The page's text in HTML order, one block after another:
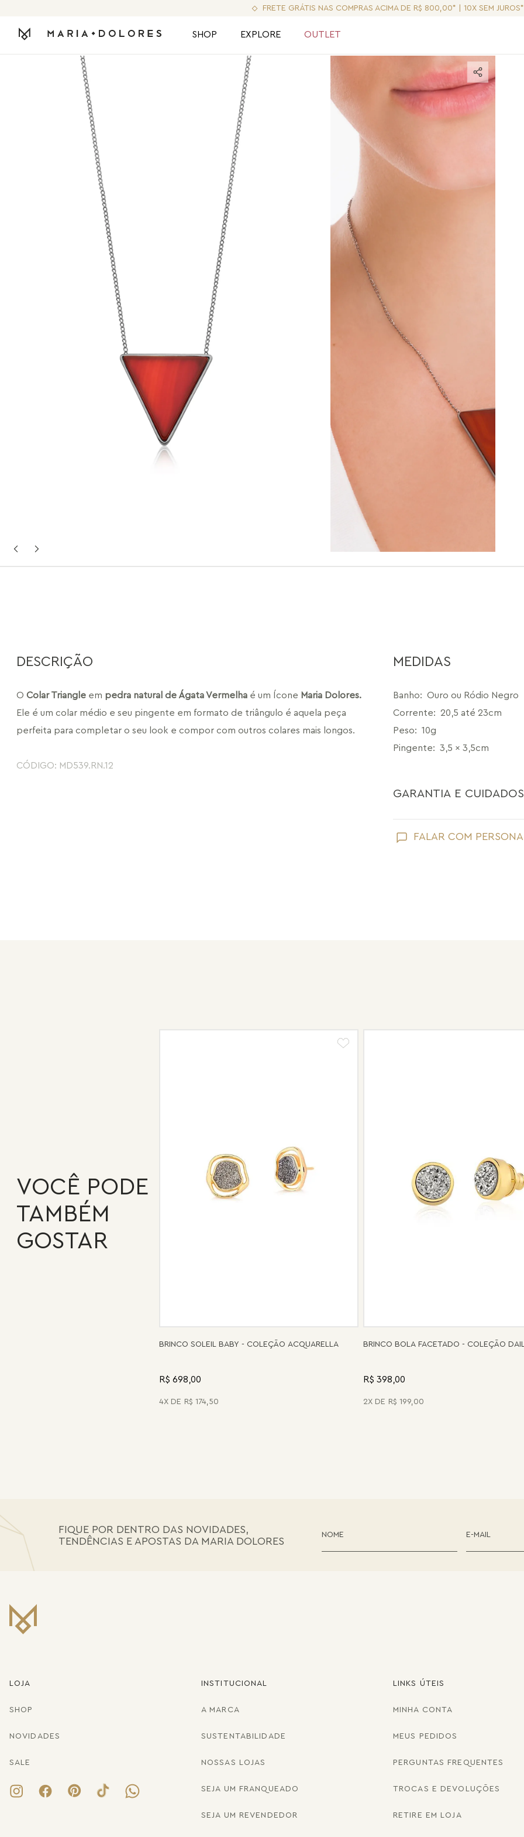
FRETE GRÁTIS NAS COMPRAS ACIMA DE R$ 800,00* | 10X SEM JUROS*
SHOP EXPLORE OUTLET
DESCRIÇÃO
O Colar Triangle em pedra natural de Ágata Vermelha é um Ícone
Ele é um colar médio e seu pingente em formato de triângulo é aquela peça
perfeita para completar o seu look e compor com outros colares mais longos.
CÓDIGO: MD539.RN.12
MEDIDAS
Banho: Ouro ou Ródio Negro
Corrente: 20,5 até 23cm
Peso: 10g
Pingente: 3,5 x 3,5cm
GARANTIA E CUIDADOS
Como toda joia, sua peça Maria
Informe-se conosco sobre estes
FALAR COM
VOCÊ PODE
TAMBÉM
GOSTAR
BRINCO SOLEIL BABY - COLEÇÃO ACQUARELLA
R$ 698,00
4 R$ 174,50
BRINCO BOLA FACETADO - COLEÇÃO
R$ 398,00
2 R$ 199,00
FIQUE POR DENTRO DAS NOVIDADES,
TENDÊNCIAS E APOSTAS DA MARIA DOLORES
LOJA
SHOP
NOVIDADES
SALE
INSTITUCIONAL
A MARCA
SUSTENTABILIDADE
NOSSAS LOJAS
SEJA UM FRANQUEADO
SEJA UM REVENDEDOR
LINKS ÚTEIS
MINHA CONTA
MEUS PEDIDOS
PERGUNTAS FREQUENTES
TROCAS E DEVOLUÇÕES
RETIRE EM LOJA